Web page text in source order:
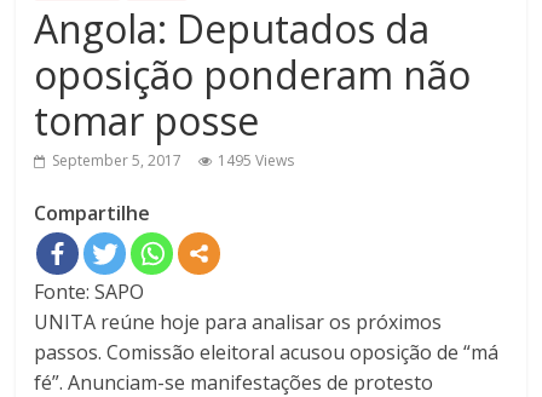
Angola: Deputados da
oposição ponderam não
tomar posse
September 5, 2017 1495 Views
Compartilhe
Fonte: SAPO
UNITA reúne hoje para analisar os próximos
passos. Comissão eleitoral acusou oposição de “má
fé”. Anunciam-se manifestações de protesto